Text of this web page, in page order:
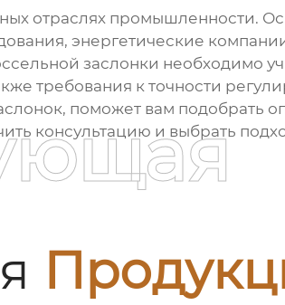
отраслях промышленности.
энергетические
заслонки необходимо
требования к точности
, поможет вам подобрать
консультацию и выбрать